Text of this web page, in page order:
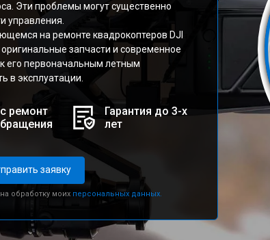
Эти проблемы могут существенно
управления.
на ремонте квадрокоптеров DJI
запчасти и современное
его первоначальным летным
в эксплуатации.
ремонт
Гарантия до 3-х
лет
заявку
обработку моих персональных данных.